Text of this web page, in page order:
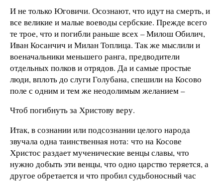
И не только Юговичи. Осознают, что идут на смерть, и
все великие и малые воеводы сербские. Прежде всего
те трое, что и погибли раньше всех – Милош Обилич,
Иван Косанчич и Милан Топлица. Так же мыслили и
военачальники меньшего ранга, предводители
отдельных полков и отрядов. Да и самые простые
люди, вплоть до слуги Голубана, спешили на Косово
поле с одним и тем же неодолимым желанием –
Чтоб погибнуть за Христову веру.
Итак, в сознании или подсознании целого народа
звучала одна таинственная нота: что на Косове
Христос раздает мученические венцы славы, что
нужно добыть эти венцы, что одно царство теряется, а
другое обретается и что пробил судьбоносный час